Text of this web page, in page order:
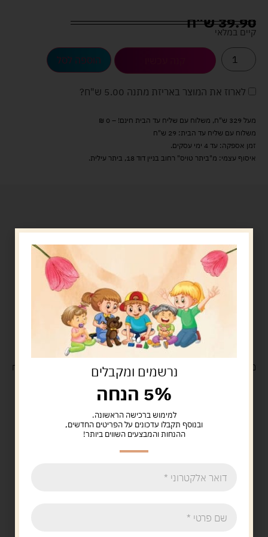
39.90ש"ח
קיים במלאי
הוספה לסל
לארוז את המוצר באריזת מתנה 5.00 ש"ח ?
מעל 329 ש"ח, משלוח עם שליח עד הבית חינם! – 0 ₪
משלוח עם שליח עד הבית: 29 ש"ח
זמן אספקה: עד 4 ימי עסקים.
איסוף עצמי: מ"ביתר טויס" רחוב בניין דוד 18, ביתר עילית.
משלוח בקנייה מעל 329 ש"ח משלוח עםנרשמים ומקבלים
5% הנחה
למימוש ברכישה הראשונה.
ובנוסף תקבלו עדכונים על הפריטים החדשים,
ההנחות והמבצעים השווים ביותר!